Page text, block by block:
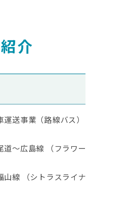
介
送事業（路線バス）
広島線 （フラワー
（シトラスライナ